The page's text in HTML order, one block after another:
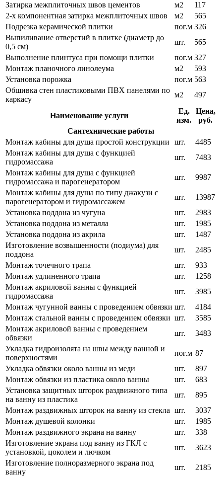
Затирка межплиточных швов цементов
м2
117
2-х компонентная затирка межплиточных швов
м2
565
Подрезка керамической плитки
пог.м 326
Выпиливание отверстий в плитке (диаметр до
0,5 см)
шт.
565
Выполнение плинтуса при помощи плитки
пог.м 327
Монтаж планочного линолеума
м2
593
Установка порожка
пог.м 563
Обшивка стен пластиковыми ПВХ панелями по
каркасу
м2 497
Наименование услуги
Ед.
изм.
Цена,
руб.
Сантехнические работы
Монтаж кабины для душа простой конструкции
шт.
4485
Монтаж кабины для душа с функцией
гидромассажа
шт.
7483
Монтаж кабины для душа с функцией
гидромассажа и парогенератором
шт.
9987
Монтаж кабины для душа по типу джакузи с
парогенератором и гидромассажем
шт.
13987
Установка поддона из чугуна
шт.
2983
Установка поддона из металла
шт.
1985
Установка поддона из акрила
шт.
1487
Изготовление возвышенности (подиума) для
поддона
шт.
2485
Монтаж точечного трапа
шт.
933
Монтаж удлиненного трапа
шт.
1258
Монтаж акриловой ванны с функцией
гидромассажа
шт.
3985
Монтаж чугунной ванны с проведением обвязки шт.
4184
Монтаж стальной ванны с проведением обвязки шт.
3585
Монтаж акриловой ванны с проведением
обвязки
шт.
3483
Укладка гидроизолята на швы между ванной и
поверхностями
пог.м 87
Укладка обвязки около ванны из меди
шт.
897
Монтаж обвязки из пластика около ванны
шт.
683
Установка защитных шторок раздвижного типа
на ванну из пластика
шт.
895
Монтаж раздвижных шторок на ванну из стекла шт.
3037
Монтаж душевой колонки
шт.
1985
Монтаж раздвижного экрана на ванну
шт.
338
Изготовление экрана под ванну из ГКЛ с
установкой, цоколем и лючком
шт.
3623
Изготовление полноразмерного экрана под
ванну
шт.
2185